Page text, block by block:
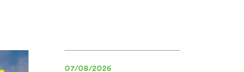
07/08/2026